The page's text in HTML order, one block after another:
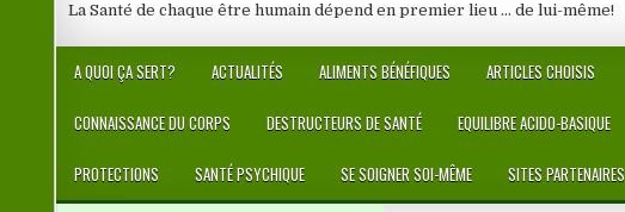
La Santé de chaque être humain dépend en premier lieu … de lui-même!
A QUOI ÇA SERT? ACTUALITÉS ALIMENTS BÉNÉFIQUES ARTICLES CHOISIS
CONNAISSANCE DU CORPS DESTRUCTEURS DE SANTÉ EQUILIBRE ACIDO-BASIQUE
PROTECTIONS SANTÉ PSYCHIQUE SE SOIGNER SOI-MÊME SITES PARTENAIRES